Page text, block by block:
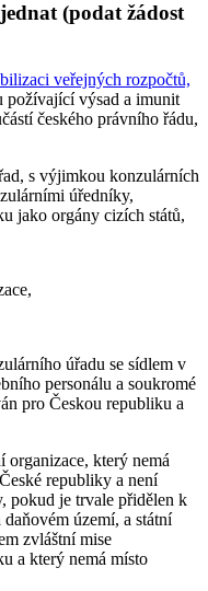
(podat žádost
veřejných rozpočtů,
požívající výsad a imunit
českého právního řádu,
s výjimkou konzulárních
úředníky,
jako orgány cizích států,
úřadu se sídlem v
personálu a soukromé
pro Českou republiku a
organizace, který nemá
republiky a není
pokud je trvale přidělen k
území, a státní
zvláštní mise
a který nemá místo